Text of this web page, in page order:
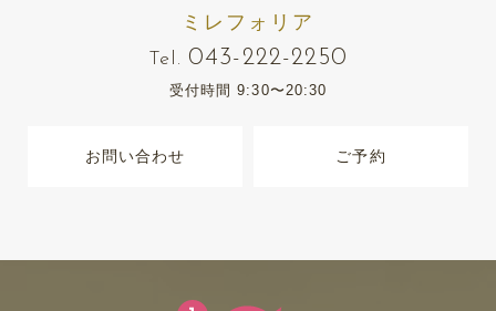
ミレフォリア
Tel. 043-222-2250
受付時間 9:30〜20:30
お問い合わせ ご予約